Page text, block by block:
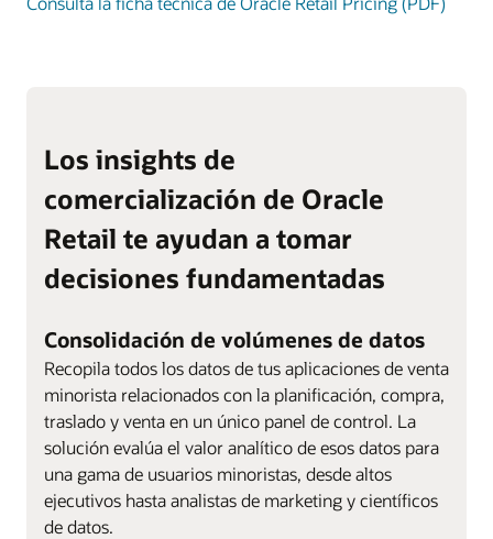
Los insights de
comercialización de Oracle
Retail te ayudan a tomar
decisiones fundamentadas
Consolidación de volúmenes de datos
Recopila todos los datos de tus aplicaciones de venta
minorista relacionados con la planificación, compra,
traslado y venta en un único panel de control. La
solución evalúa el valor analítico de esos datos para
una gama de usuarios minoristas, desde altos
ejecutivos hasta analistas de marketing y científicos
de datos.